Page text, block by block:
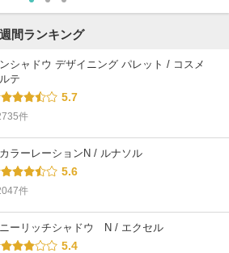
間ランキング
シャドウ デザイニング パレット / コスメ
テ
5.7
件
ラーレーションN / ルナソル
5.6
件
ーリッチシャドウ N / エクセル
5.4